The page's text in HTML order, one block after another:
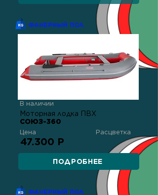
ФАНЕРНЫЙ ПОЛ
В наличии
Моторная лодка ПВХ
СОЮЗ-360
Цена Расцветка
47.300 Р
ПОДРОБНЕЕ
ФАНЕРНЫЙ ПОЛ